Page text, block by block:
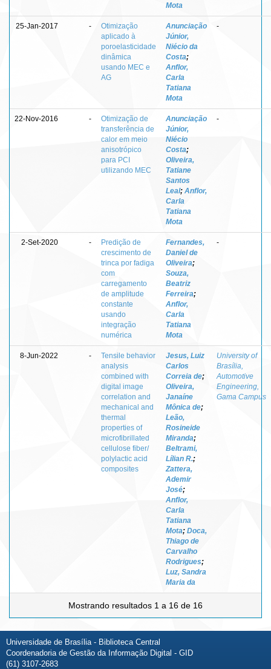
Mota
25-Jan-2017 -
Otimização
aplicado à
poroelasticidade
dinâmica
usando MEC e
AG
Anunciação
Júnior,
Niécio da
Costa;
Anflor,
Carla
Tatiana
Mota
-
22-Nov-2016 -
Otimização de
transferência de
calor em meio
anisotrópico
para PCI
utilizando MEC
Anunciação
Júnior,
Niécio
Costa;
Oliveira,
Tatiane
Santos
Leal; Anflor,
Carla
Tatiana
Mota
-
2-Set-2020 -
Predição de
crescimento de
trinca por fadiga
com
carregamento
de amplitude
constante
usando
integração
numérica
Fernandes,
Daniel de
Oliveira;
Souza,
Beatriz
Ferreira;
Anflor,
Carla
Tatiana
Mota
-
8-Jun-2022 -
Tensile behavior
analysis
combined with
digital image
correlation and
mechanical and
thermal
properties of
microfibrillated
cellulose fiber/
polylactic acid
composites
Jesus, Luiz
Carlos
Correia de;
Oliveira,
Janaíne
Mônica de;
Leão,
Rosineide
Miranda;
Beltrami,
Lílian R.;
Zattera,
Ademir
José;
Anflor,
Carla
Tatiana
Mota; Doca,
Thiago de
Carvalho
Rodrigues;
Luz, Sandra
Maria da
University of
Brasília,
Automotive
Engineering,
Gama Campus
Mostrando resultados 1 a 16 de 16
Universidade de Brasília - Biblioteca Central
Coordenadoria de Gestão da Informação Digital - GID
(61) 3107-2683